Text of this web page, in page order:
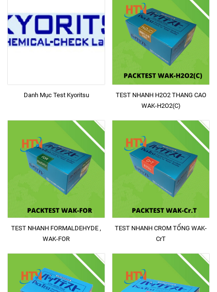
Danh Mục Test Kyoritsu
TEST NHANH H2O2 THANG CAO
WAK-H2O2(C)
TEST NHANH FORMALDEHYDE ,
WAK-FOR
TEST NHANH CROM TỔNG WAK-
CrT